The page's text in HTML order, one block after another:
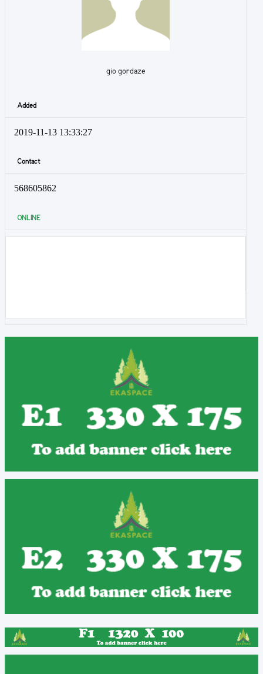
gio gordaze
Added
2019-11-13 13:33:27
Contact
568605862
ONLINE